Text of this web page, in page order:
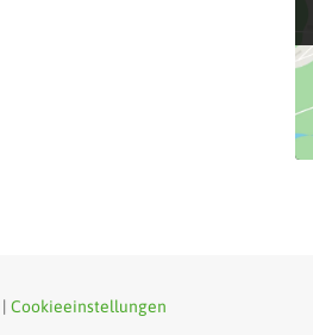
| Cookieeinstellungen